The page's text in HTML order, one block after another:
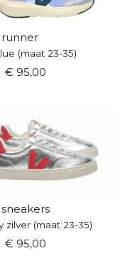
runner
(maat 23-35)
€ 95,00
sneakers
zilver (maat 23-35)
€ 95,00